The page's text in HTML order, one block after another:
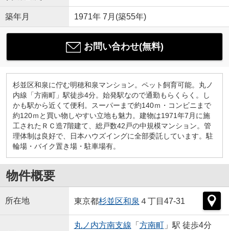
築年月 1971年 7月(築55年)
お問い合わせ(無料)
杉並区和泉に佇む明穂和泉マンション。ペット飼育可能。丸ノ
内線「方南町」駅徒歩4分。始発駅なので通勤もらくらく。し
かも駅から近くて便利。スーパーまで約140ｍ・コンビニまで
約120ｍと買い物しやすい立地も魅力。建物は1971年7月に施
工されたＲＣ造7階建て、総戸数42戸の中規模マンション。管
理体制は良好で、日本ハウズイングに全部委託しています。駐
輪場・バイク置き場・駐車場有。
物件概要
所在地 東京都杉並区和泉 ４丁目47-31
丸ノ内方南支線 「 方南町」駅 徒歩4分